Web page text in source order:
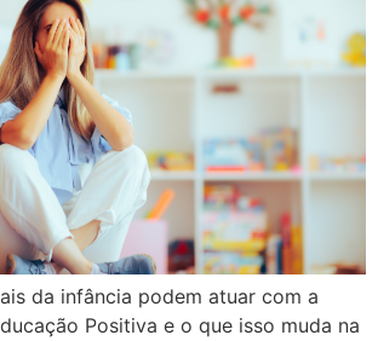
da infância podem atuar com a
Positiva e o que isso muda na